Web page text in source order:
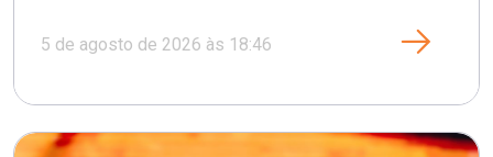
5 de agosto de 2026 às 18:46